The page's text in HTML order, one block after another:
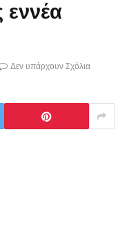
εννέα
Δεν υπάρχουν Σχόλια